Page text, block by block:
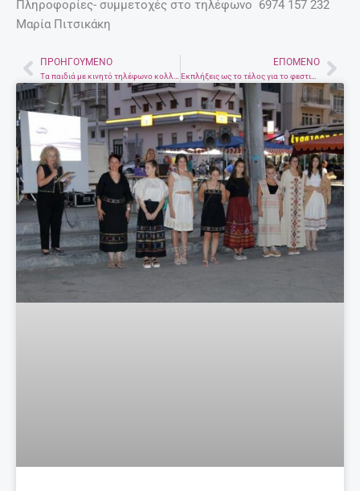
Πληροφορίες- συμμετοχές στο τηλέφωνο 6974 157 232
Μαρία Πιτσικάκη
Prev
ΠΡΟΗΓΟΎΜΕΝΟ ΕΠΌΜΕΝΟ